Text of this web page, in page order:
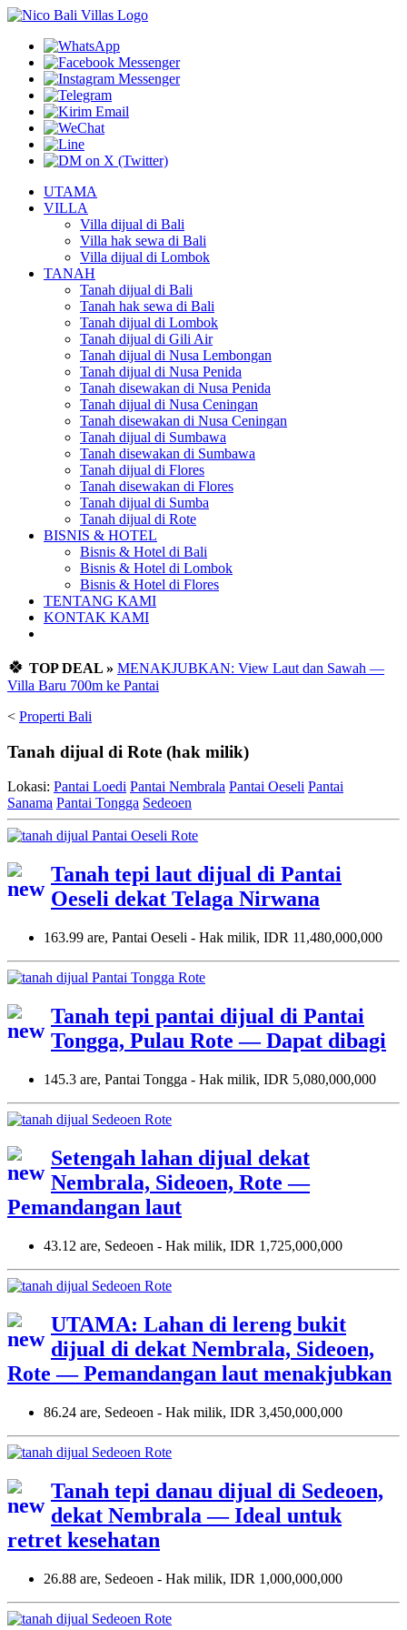
UTAMA
VILLA
Villa dijual di Bali
Villa hak sewa di Bali
Villa dijual di Lombok
TANAH
Tanah dijual di Bali
Tanah hak sewa di Bali
Tanah dijual di Lombok
Tanah dijual di Gili Air
Tanah dijual di Nusa Lembongan
Tanah dijual di Nusa Penida
Tanah disewakan di Nusa Penida
Tanah dijual di Nusa Ceningan
Tanah disewakan di Nusa Ceningan
Tanah dijual di Sumbawa
Tanah disewakan di Sumbawa
Tanah dijual di Flores
Tanah disewakan di Flores
Tanah dijual di Sumba
Tanah dijual di Rote
BISNIS & HOTEL
Bisnis & Hotel di Bali
Bisnis & Hotel di Lombok
Bisnis & Hotel di Flores
TENTANG KAMI
KONTAK KAMI
🍀 TOP DEAL » MENAKJUBKAN: View Laut dan Sawah —
Villa Baru 700m ke Pantai
< Properti Bali
Tanah dijual di Rote (hak milik)
Lokasi: Pantai Loedi Pantai Nembrala Pantai Oeseli Pantai
Sanama Pantai Tongga Sedeoen
Tanah tepi laut dijual di Pantai
Oeseli dekat Telaga Nirwana
163.99 are, Pantai Oeseli - Hak milik, IDR 11,480,000,000
Tanah tepi pantai dijual di Pantai
Tongga, Pulau Rote — Dapat dibagi
145.3 are, Pantai Tongga - Hak milik, IDR 5,080,000,000
Setengah lahan dijual dekat
Nembrala, Sideoen, Rote —
Pemandangan laut
43.12 are, Sedeoen - Hak milik, IDR 1,725,000,000
UTAMA: Lahan di lereng bukit
dijual di dekat Nembrala, Sideoen,
Rote — Pemandangan laut menakjubkan
86.24 are, Sedeoen - Hak milik, IDR 3,450,000,000
Tanah tepi danau dijual di Sedeoen,
dekat Nembrala — Ideal untuk
retret kesehatan
26.88 are, Sedeoen - Hak milik, IDR 1,000,000,000